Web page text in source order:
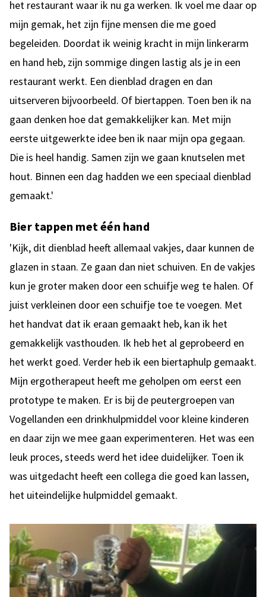
het restaurant waar ik nu ga werken. Ik voel me daar op
mijn gemak, het zijn fijne mensen die me goed
begeleiden. Doordat ik weinig kracht in mijn linkerarm
en hand heb, zijn sommige dingen lastig als je in een
restaurant werkt. Een dienblad dragen en dan
uitserveren bijvoorbeeld. Of biertappen. Toen ben ik na
gaan denken hoe dat gemakkelijker kan. Met mijn
eerste uitgewerkte idee ben ik naar mijn opa gegaan.
Die is heel handig. Samen zijn we gaan knutselen met
hout. Binnen een dag hadden we een speciaal dienblad
gemaakt.'
Bier tappen met één hand
'Kijk, dit dienblad heeft allemaal vakjes, daar kunnen de
glazen in staan. Ze gaan dan niet schuiven. En de vakjes
kun je groter maken door een schuifje weg te halen. Of
juist verkleinen door een schuifje toe te voegen. Met
het handvat dat ik eraan gemaakt heb, kan ik het
gemakkelijk vasthouden. Ik heb het al geprobeerd en
het werkt goed. Verder heb ik een biertaphulp gemaakt.
Mijn ergotherapeut heeft me geholpen om eerst een
prototype te maken. Er is bij de peutergroepen van
Vogellanden een drinkhulpmiddel voor kleine kinderen
en daar zijn we mee gaan experimenteren. Het was een
leuk proces, steeds werd het idee duidelijker. Toen ik
was uitgedacht heeft een collega die goed kan lassen,
het uiteindelijke hulpmiddel gemaakt.